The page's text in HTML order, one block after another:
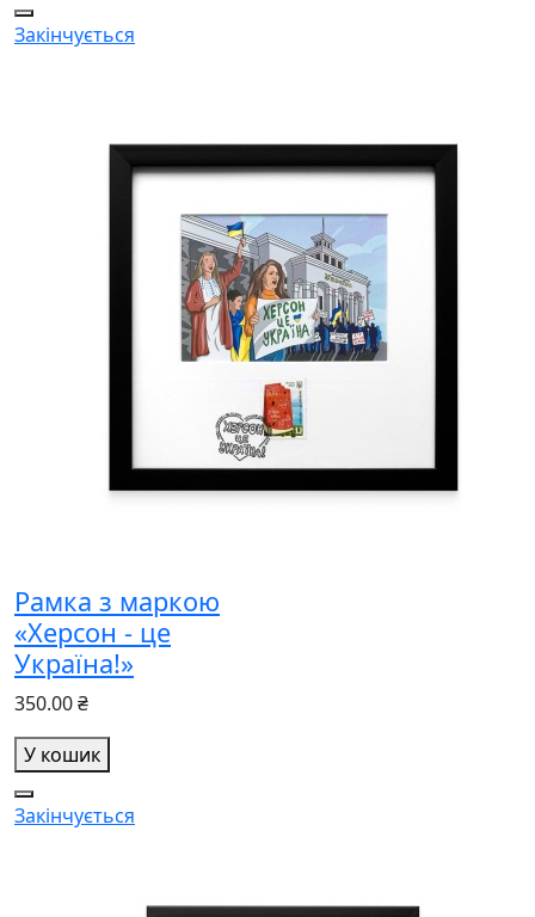
Закінчується
Рамка з маркою
«Херсон - це
Україна!»
350.00 ₴
У кошик
Закінчується